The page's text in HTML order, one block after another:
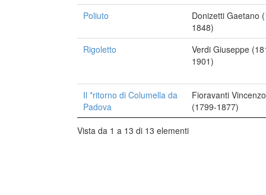
Poliuto
Donizetti Gaetano
1848)
Rigoletto
Verdi Giuseppe
1901)
Il *ritorno di Columella da
Padova
Fioravanti Vincenzo
(1799-1877)
Vista da 1 a 13 di 13 elementi